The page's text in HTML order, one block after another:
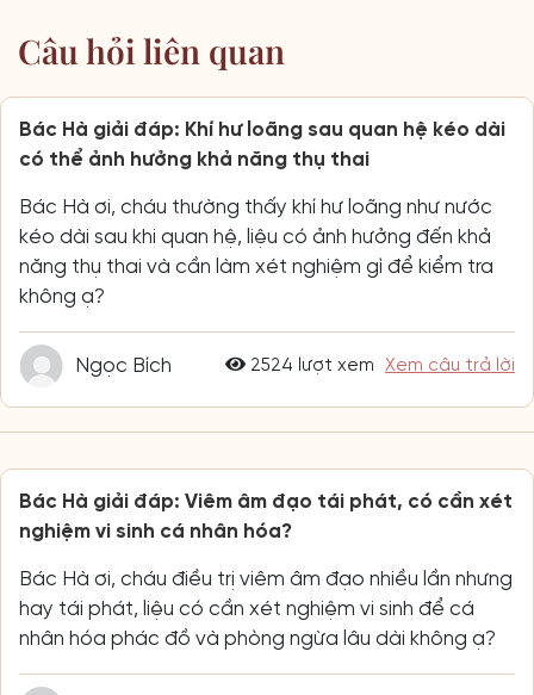
Câu hỏi liên quan
Bác Hà giải đáp: Khí hư loãng sau quan hệ kéo dài
có thể ảnh hưởng khả năng thụ thai
Bác Hà ơi, cháu thường thấy khí hư loãng như nước
kéo dài sau khi quan hệ, liệu có ảnh hưởng đến khả
năng thụ thai và cần làm xét nghiệm gì để kiểm tra
không ạ?
Ngọc Bích 2524 lượt xem Xem câu trả lời
Bác Hà giải đáp: Viêm âm đạo tái phát, có cần xét
nghiệm vi sinh cá nhân hóa?
Bác Hà ơi, cháu điều trị viêm âm đạo nhiều lần nhưng
hay tái phát, liệu có cần xét nghiệm vi sinh để cá
nhân hóa phác đồ và phòng ngừa lâu dài không ạ?